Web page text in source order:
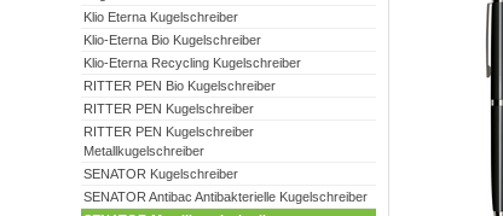
Klio Eterna Kugelschreiber
Klio-Eterna Bio Kugelschreiber
Klio-Eterna Recycling Kugelschreiber
RITTER PEN Bio Kugelschreiber
RITTER PEN Kugelschreiber
RITTER PEN Kugelschreiber
Metallkugelschreiber
SENATOR Kugelschreiber
SENATOR Antibac Antibakterielle Kugelschreiber